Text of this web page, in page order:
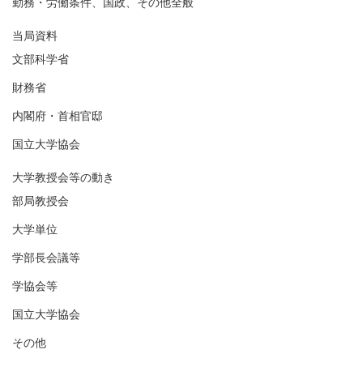
当局資料
文部科学省
財務省
内閣府・首相官邸
国立大学協会
大学教授会等の動き
部局教授会
大学単位
学部長会議等
学協会等
国立大学協会
その他